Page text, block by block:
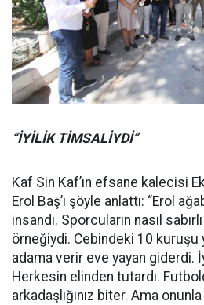
“İYİLİK TİMSALİYDİ”
Kaf Sin Kaf’ın efsane kalecisi
Erol Baş’ı şöyle anlattı: “Erol
insandı. Sporcuların nasıl
örneğiydi. Cebindeki 10 kuruşu
adama verir eve yayan giderdi.
Herkesin elinden tutardı.
arkadaşlığınız biter. Ama